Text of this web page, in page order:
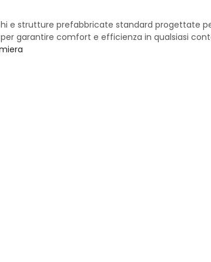
e strutture prefabbricate standard progettate
garantire comfort e efficienza in qualsiasi